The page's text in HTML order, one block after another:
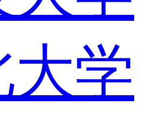
学